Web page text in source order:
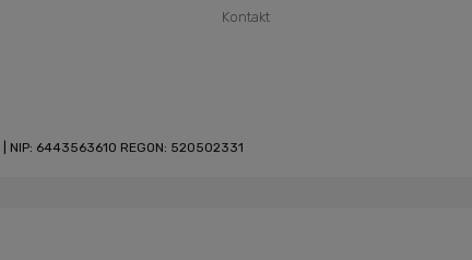
Kontakt
| NIP: 6443563610 REGON: 520502331